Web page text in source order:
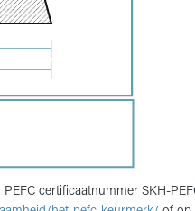
certificaatnummer SKH-